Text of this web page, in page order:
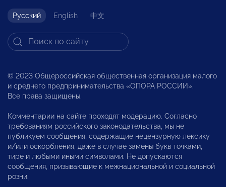
Русский English 中文
© 2023 Общероссийская общественная организация малого
и среднего предпринимательства «ОПОРА РОССИИ».
Все права защищены.
Комментарии на сайте проходят модерацию. Согласно
требованиям российского законодательства, мы не
публикуем сообщения, содержащие нецензурную лексику
и/или оскорбления, даже в случае замены букв точками,
тире и любыми иными символами. Не допускаются
сообщения, призывающие к межнациональной и социальной
розни.